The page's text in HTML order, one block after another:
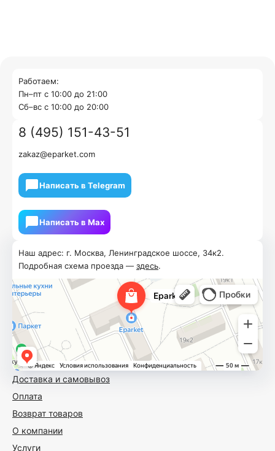
Доставка и самовывоз
Оплата
Возврат товаров
О компании
Услуги
Наш адрес: г. Москва, Ленинградское шоссе, 34к2.
Подробная схема проезда — здесь.
Работаем:
Пн–пт с 10:00 до 21:00
Cб–вс с 10:00 до 20:00
8 (495) 151-43-51
zakaz@eparket.com
Написать в Telegram
Написать в Мах